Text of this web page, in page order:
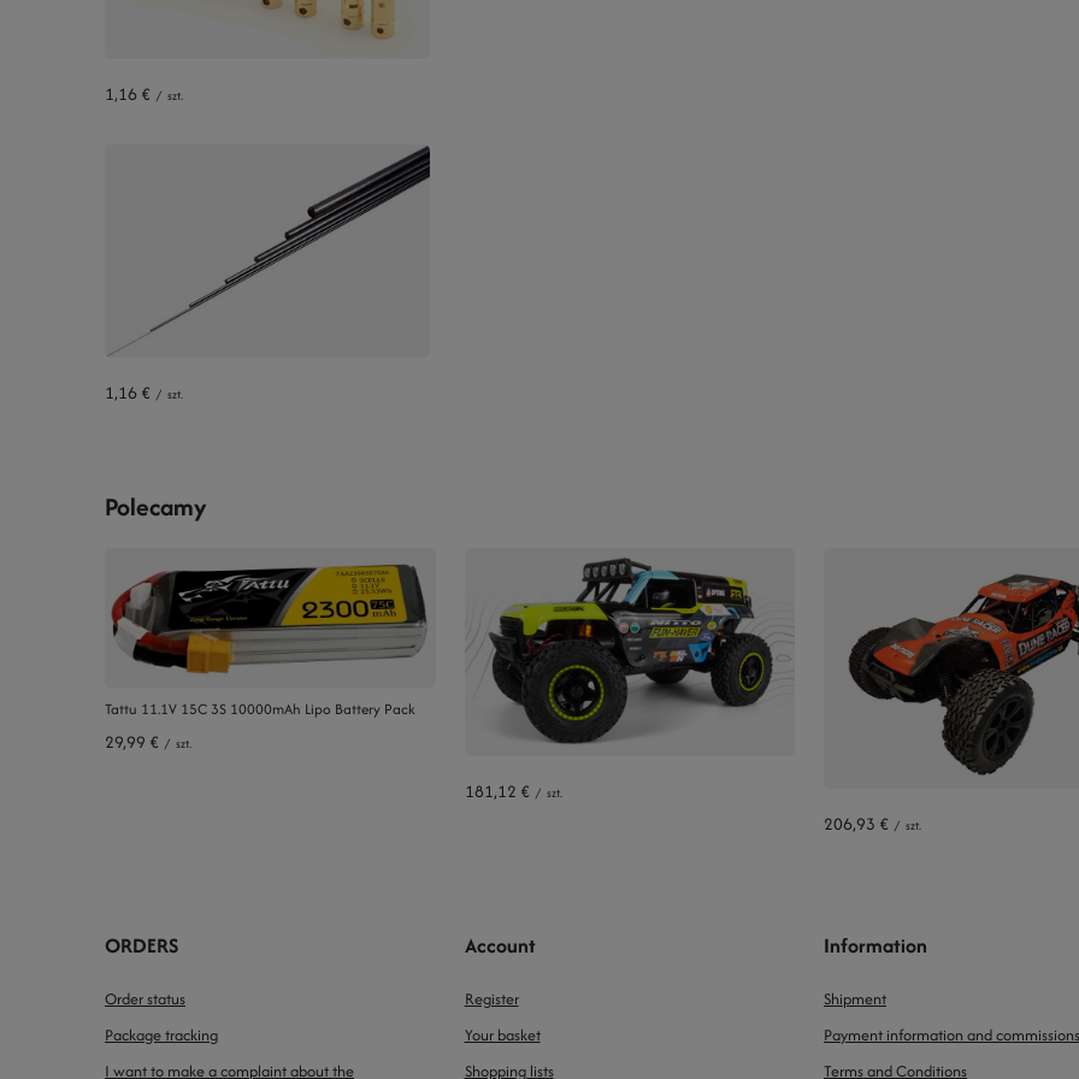
1,16 € / szt.
1,16 € / szt.
Polecamy
Tattu 11.1V 15C 3S 10000mAh Lipo Battery Pack
29,99 € / szt.
181,12 € / szt.
206,93 € / szt.
ORDERS
Order status
Package tracking
I want to make a complaint about the
Account
Register
Your basket
Shopping lists
Information
Shipment
Payment information and commissions
Terms and Conditions